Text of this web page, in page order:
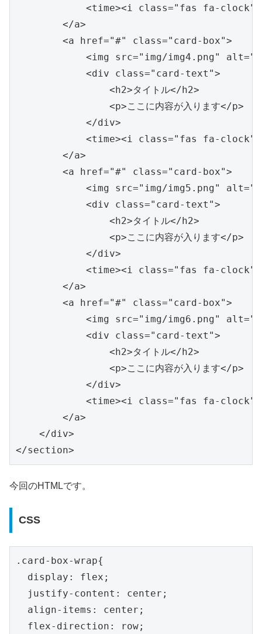
<time><i class="fas fa-
        </a>
        <a href="#" class="card-box">
<img src="img/img4.png"
            <div class="card-text">
                <h2>タイトル</h2>
                <p>ここに内容が入ります</p>
            </div>
<time><i class="fas fa-
        </a>
        <a href="#" class="card-box">
<img src="img/img5.png"
            <div class="card-text">
                <h2>タイトル</h2>
                <p>ここに内容が入ります</p>
            </div>
<time><i class="fas fa-
        </a>
        <a href="#" class="card-box">
<img src="img/img6.png"
            <div class="card-text">
                <h2>タイトル</h2>
                <p>ここに内容が入ります</p>
            </div>
<time><i class="fas fa-
        </a>
    </div>
</section>
今回のHTMLです。
CSS
.card-box-wrap{
  display: flex;
  justify-content: center;
  align-items: center;
  flex-direction: row;